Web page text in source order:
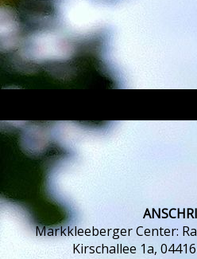
Markkleeberger Center:
Kirschallee 1a,